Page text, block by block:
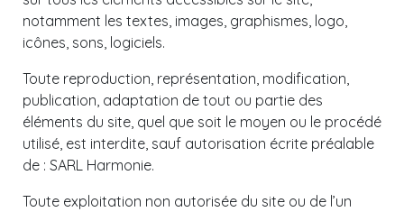
notamment les textes, images, graphismes, logo,
icônes, sons, logiciels.
Toute reproduction, représentation, modification,
publication, adaptation de tout ou partie des
éléments du site, quel que soit le moyen ou le procédé
utilisé, est interdite, sauf autorisation écrite préalable
de : SARL Harmonie.
Toute exploitation non autorisée du site ou de l’un